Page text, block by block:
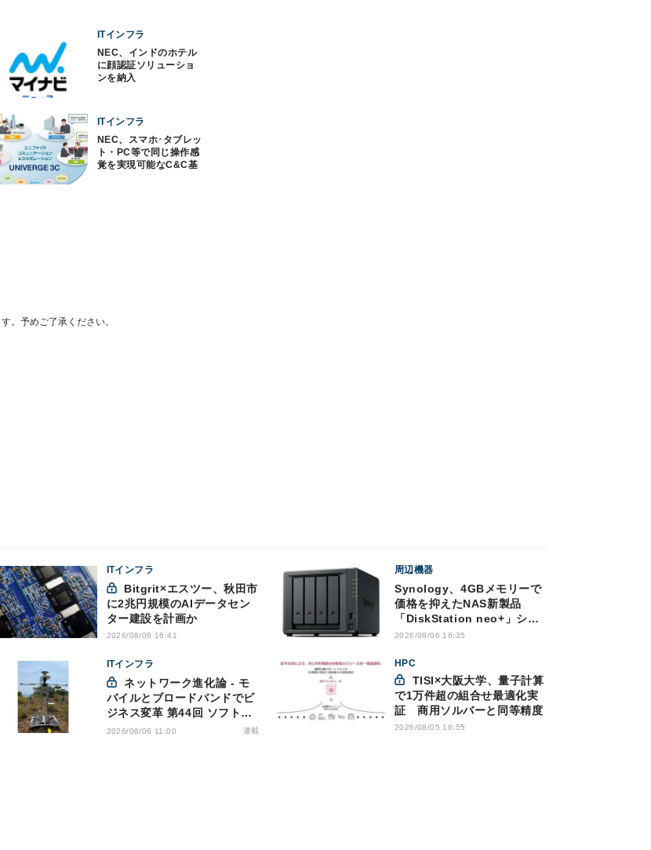
ITインフラ
NEC、インドのホテル
に顔認証ソリューショ
ンを納入
ITインフラ
NEC、スマホ･タブレッ
ト・PC等で同じ操作感
覚を実現可能なC&C基
。予めご了承ください。
ITインフラ
に2兆円規模のAIデータセン
ター建設を計画か
2026/08/06 16:41
周辺機器
Synology、4GBメモリーで
価格を抑えたNAS新製品
「DiskStation neo+」シリ
ーズ
2026/08/06 16:35
ITインフラ
ネットワーク進化論 - モ
バイルとブロードバンドでビ
ジネス変革 第44回 ソフトバ
ンクが「HAPS」のプレ商用
2026/08/06 11:00 連載
HPC
で1万件超の組合せ最適化実
証 商用ソルバーと同等精度
2026/08/05 16:55